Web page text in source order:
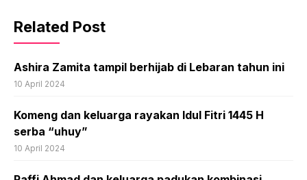
Related Post
Ashira Zamita tampil berhijab di Lebaran tahun ini
10 April 2024
Komeng dan keluarga rayakan Idul Fitri 1445 H
serba “uhuy”
10 April 2024